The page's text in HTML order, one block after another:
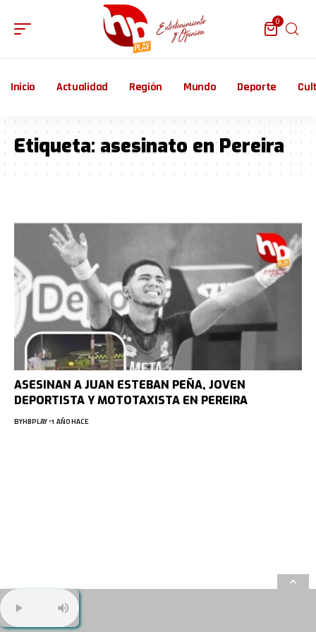
0
Inicio Actualidad Región Mundo Deporte
Etiqueta:asesinato en Pereira
ASESINAN A JUAN ESTEBAN PEÑA, JOVEN
DEPORTISTA Y MOTOTAXISTA EN PEREIRA
BYHBPLAY 1 AÑO HACE